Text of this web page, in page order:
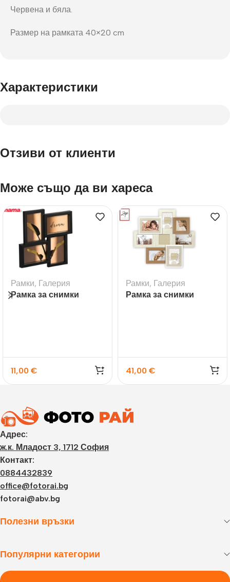
Червена и бяла.
Размер на рамката 40×20 cm
Характеристики
Отзиви от клиенти
Може също да ви хареса
Рамки, Галерия
Рамка за снимки
11,00 €
Рамки, Галерия
Рамка за снимки
41,00 €
Адрес:
ж.к. Младост 3, 1712 София
Контакт:
0884432839
office@fotorai.bg
fotorai@abv.bg
Полезни връзки
Популярни категории